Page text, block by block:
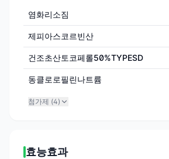
염화리소짐
제피아스코르빈산
건조초산토코페롤50%TYPESD
동클로로필린나트륨
첨가제 (4)
효능효과